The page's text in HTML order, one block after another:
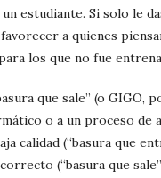
estudiante. Si solo le
a quienes
los que no fue
que sale” (o GIGO,
o a un proceso
calidad (“basura que
(“basura que